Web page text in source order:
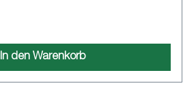
In den Warenkorb